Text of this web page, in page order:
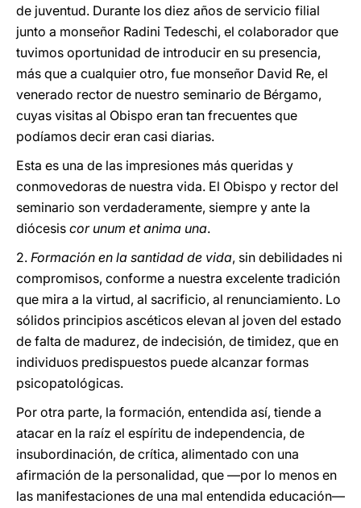
de juventud. Durante los diez años de servicio filial
junto a monseñor Radini Tedeschi, el colaborador que
tuvimos oportunidad de introducir en su presencia,
más que a cualquier otro, fue monseñor David Re, el
venerado rector de nuestro seminario de Bérgamo,
cuyas visitas al Obispo eran tan frecuentes que
podíamos decir eran casi diarias.
Esta es una de las impresiones más queridas y
conmovedoras de nuestra vida. El Obispo y rector del
seminario son verdaderamente, siempre y ante la
diócesis cor unum et anima una.
2. Formación en la santidad de vida, sin debilidades ni
compromisos, conforme a nuestra excelente tradición
que mira a la virtud, al sacrificio, al renunciamiento. Lo
sólidos principios ascéticos elevan al joven del estado
de falta de madurez, de indecisión, de timidez, que en
individuos predispuestos puede alcanzar formas
psicopatológicas.
Por otra parte, la formación, entendida así, tiende a
atacar en la raíz el espíritu de independencia, de
insubordinación, de crítica, alimentado con una
afirmación de la personalidad, que —por lo menos en
las manifestaciones de una mal entendida educación—